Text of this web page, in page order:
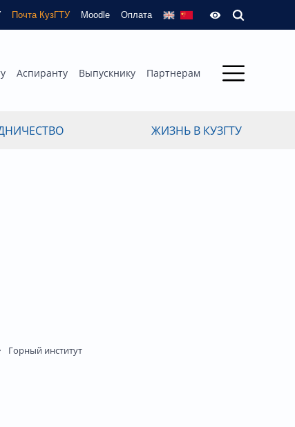
Почта КузГТУ Moodle Оплата
Аспиранту Выпускнику Партнерам
ЖИЗНЬ В КУЗГТУ
Горный институт